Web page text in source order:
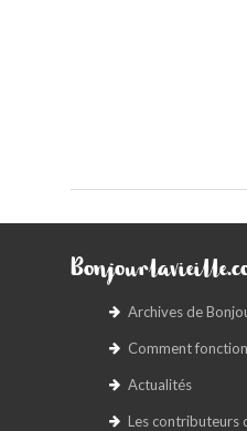
Archives de
Comment
Actualités
Les contributeurs